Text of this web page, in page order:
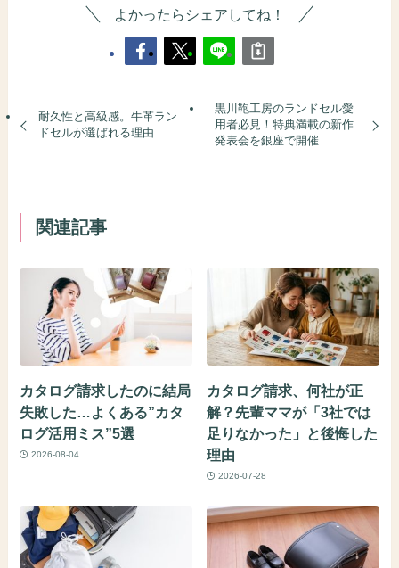
よかったらシェアしてね！
耐久性と高級感。牛革ラン
ドセルが選ばれる理由
黒川鞄工房のランドセル愛
用者必見！特典満載の新作
発表会を銀座で開催
関連記事
カタログ請求したのに結局
失敗した…よくある”カタ
ログ活用ミス”5選
2026-08-04
カタログ請求、何社が正
解？先輩ママが「3社では
足りなかった」と後悔した
理由
2026-07-28